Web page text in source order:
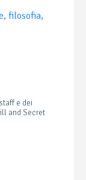
, filosofia,
e dei
and Secret